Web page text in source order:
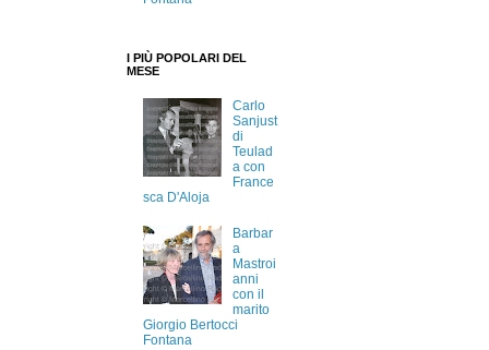
I PIÙ POPOLARI DEL
MESE
Carlo
Sanjust
di
Teulad
a con
France
sca D'Aloja
Barbar
a
Mastroi
anni
con il
marito
Giorgio Bertocci
Fontana